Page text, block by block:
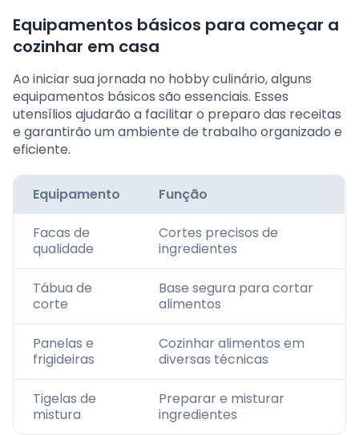
Equipamentos básicos para começar a
cozinhar em casa
Ao iniciar sua jornada no hobby culinário, alguns
equipamentos básicos são essenciais. Esses
utensílios ajudarão a facilitar o preparo das receitas
e garantirão um ambiente de trabalho organizado e
eficiente.
Equipamento Função
Facas de
qualidade
Cortes precisos de
ingredientes
Tábua de
corte
Base segura para cortar
alimentos
Panelas e
frigideiras
Cozinhar alimentos em
diversas técnicas
Tigelas de
mistura
Preparar e misturar
ingredientes